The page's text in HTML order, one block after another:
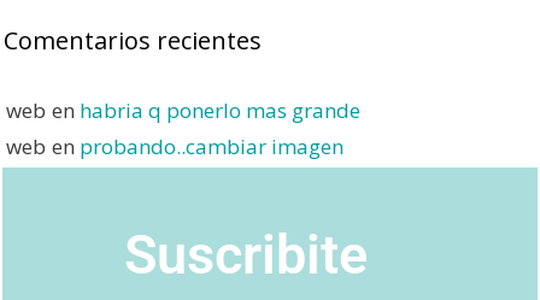
Comentarios recientes
web en habria q ponerlo mas grande
web en probando..cambiar imagen
Suscribite